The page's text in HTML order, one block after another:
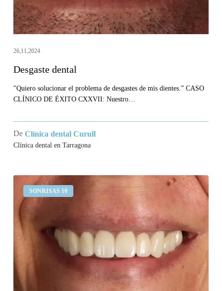
26,11,2024
Desgaste dental
"Quiero solucionar el problema de desgastes de mis dientes.” CASO
CLÍNICO DE ÉXITO CXXVII: Nuestro…
De Clínica dental Curull
Clínica dental en Tarragona
SONRISAS 10
sangran
las
encías
me
gusta